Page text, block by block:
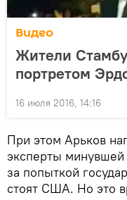
Видео
Жители
портретом
16 июля 2016, 14:16
При этом Арьков
эксперты
за попыткой
стоят США. Но это